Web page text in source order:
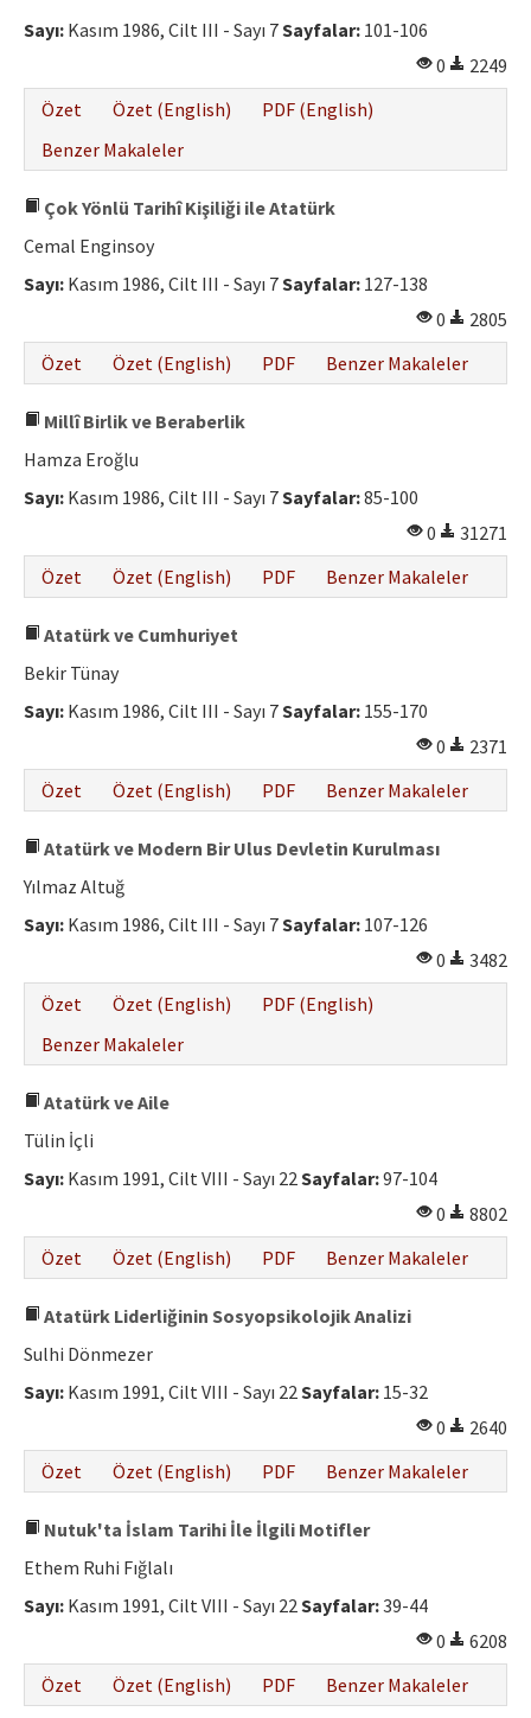
Sayı: Kasım 1986, Cilt III - Sayı 7Sayfalar: 101-106
0
2249
Özet
Özet (English)
PDF (English)
Benzer Makaleler
Çok Yönlü Tarihî Kişiliği ile Atatürk
Cemal Enginsoy
Sayı: Kasım 1986, Cilt III - Sayı 7Sayfalar: 127-138
0
2805
Özet
Özet (English) PDF Benzer Makaleler
Millî Birlik ve Beraberlik
Hamza Eroğlu
Sayı: Kasım 1986, Cilt III - Sayı 7Sayfalar:85-100
0
31271
Özet
Özet (English) PDF Benzer Makaleler
Atatürk ve Cumhuriyet
Bekir Tünay
Sayı: Kasım 1986, Cilt III - Sayı 7Sayfalar: 155-170
0
2371
Özet
Özet (English) PDF Benzer Makaleler
Atatürk ve Modern Bir Ulus Devletin Kurulması
Yılmaz Altuğ
Sayı: Kasım 1986, Cilt III - Sayı 7Sayfalar: 107-126
0
3482
Özet
Özet (English)
PDF (English)
Benzer Makaleler
Atatürk ve Aile
Tülin İçli
Sayı: Kasım 1991, Cilt VIII - Sayı 22Sayfalar:97-104
0
8802
Özet
Özet (English) PDF Benzer Makaleler
Atatürk Liderliğinin Sosyopsikolojik Analizi
Sulhi Dönmezer
Sayı: Kasım 1991, Cilt VIII - Sayı 22Sayfalar: 15-32
0
2640
Özet
Özet (English) PDF Benzer Makaleler
Nutuk'ta İslam Tarihi İle İlgili Motifler
Ethem Ruhi Fığlalı
Sayı: Kasım 1991, Cilt VIII - Sayı 22Sayfalar:39-44
0
6208
Özet
Özet (English) PDF Benzer Makaleler